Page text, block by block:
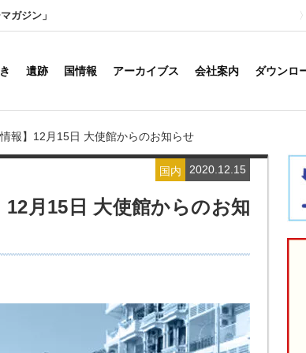
ガジン」
遺跡 国情報 アーカイブス 会社案内 ダウンロ
報】12月15日 大使館からのお知らせ
2020.12.15
国内
12月15日 大使館からのお知